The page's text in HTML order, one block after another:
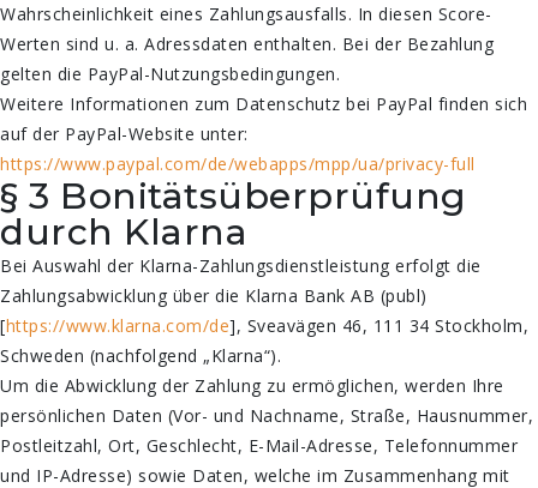
Wahrscheinlichkeit eines Zahlungsausfalls. In diesen Score-
Werten sind u. a. Adressdaten enthalten. Bei der Bezahlung
gelten die PayPal-Nutzungsbedingungen.
Weitere Informationen zum Datenschutz bei PayPal finden sich
auf der PayPal-Website unter:
https://www.paypal.com/de/webapps/mpp/ua/privacy-full
§ 3 Bonitätsüberprüfung
durch Klarna
Bei Auswahl der Klarna-Zahlungsdienstleistung erfolgt die
Zahlungsabwicklung über die Klarna Bank AB (publ)
[https://www.klarna.com/de], Sveavägen 46, 111 34 Stockholm,
Schweden (nachfolgend „Klarna“).
Um die Abwicklung der Zahlung zu ermöglichen, werden Ihre
persönlichen Daten (Vor- und Nachname, Straße, Hausnummer,
Postleitzahl, Ort, Geschlecht, E-Mail-Adresse, Telefonnummer
und IP-Adresse) sowie Daten, welche im Zusammenhang mit